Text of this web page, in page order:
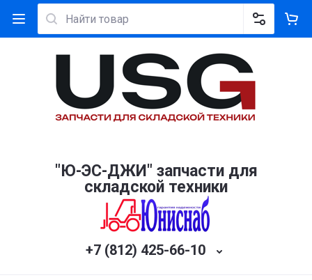
"Ю-ЭС-ДЖИ" запчасти для
складской техники
+7 (812) 425-66-10